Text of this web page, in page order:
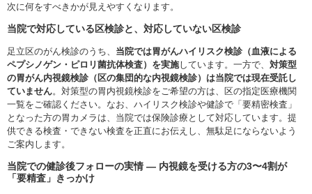
次に何をすべきかが見えやすくなります。
当院で対応している区検診と、対応していない区検診
足立区のがん検診のうち、 当院では胃がんハイリスク検診（血液による
ペプシノゲン・ピロリ菌抗体検査）を実施しています。一方で、 対策型
の胃がん内視鏡検診（区の集団的な内視鏡検診）は当院では現在受託し
ていません。対策型の胃内視鏡検診をご希望の方は、区の指定医療機関
一覧をご確認ください。なお、ハイリスク検診や健診で「要精密検査」
となった方の胃カメラは、当院では保険診療として対応しています。提
供できる検査・できない検査を正直にお伝えし、無駄足にならないよう
ご案内します。
当院での健診後フォローの実情 ― 内視鏡を受ける方の3〜4割が
「要精査」きっかけ